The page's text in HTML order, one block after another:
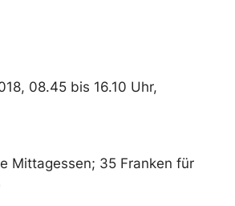
08.45 bis 16.10 Uhr,
Mittagessen; 35 Franken für